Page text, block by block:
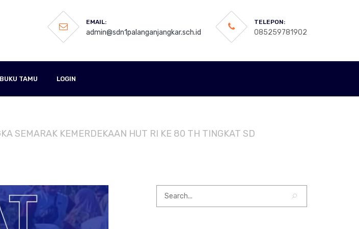
EMAIL:
admin@sdn1palanganjangkar.sch.id
TELEPON:
085259781902
BUKU TAMU LOGIN
SEMARAK KEMERDEKAAN HUT RI KE 80 TH TINGKAT SD